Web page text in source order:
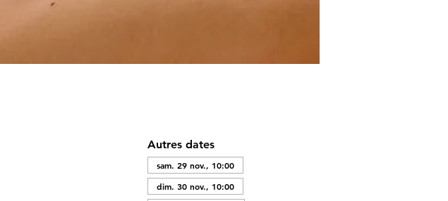
Autres dates
sam. 29 nov., 10:00
dim. 30 nov., 10:00